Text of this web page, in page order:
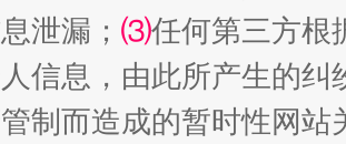
计划来了！等你上场
泄漏； ⑶任何第三方根
信息，由此所产生的纠
制而造成的暂时性网